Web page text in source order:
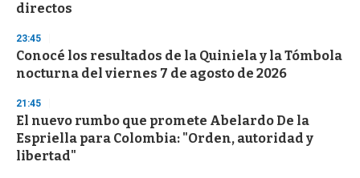
directos
23:45
Conocé los resultados de la Quiniela y la Tómbola
nocturna del viernes 7 de agosto de 2026
21:45
El nuevo rumbo que promete Abelardo De la
Espriella para Colombia: "Orden, autoridad y
libertad"